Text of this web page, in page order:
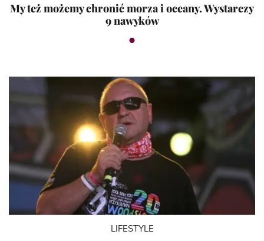
My też możemy chronić morza i oceany. Wystarczy
9 nawyków
LIFESTYLE